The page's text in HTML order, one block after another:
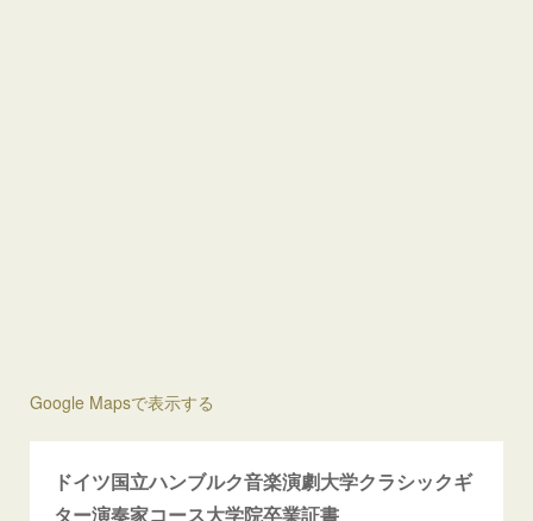
Google Mapsで表示する
ドイツ国立ハンブルク音楽演劇大学クラシックギ
ター演奏家コース大学院卒業証書